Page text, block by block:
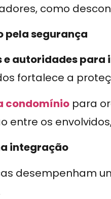
como
pela segurança
autoridades
fortalece a
condomínio para
entre os
integração
desempenham